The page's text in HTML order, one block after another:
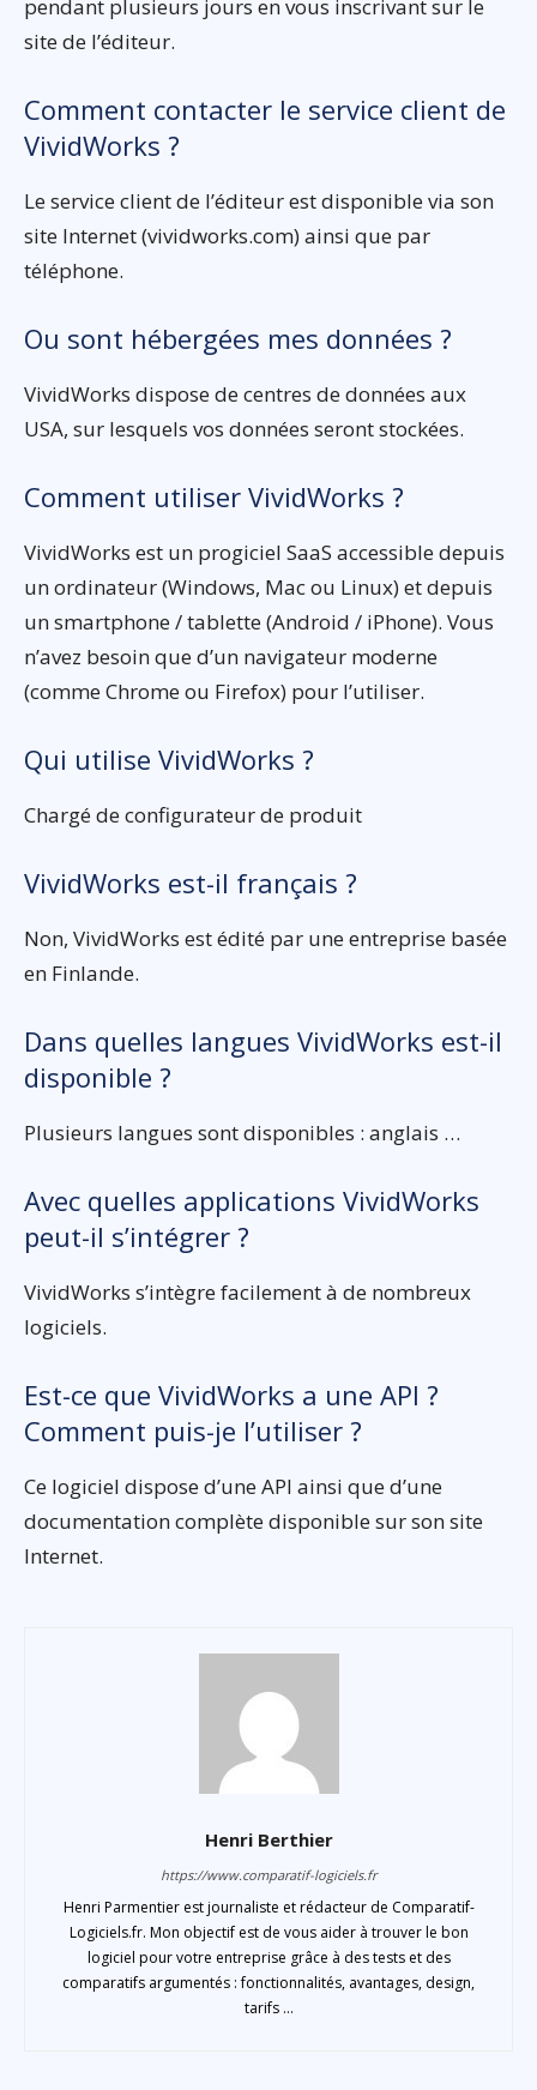
pendant plusieurs jours en vous inscrivant sur le
site de l’éditeur.
Comment contacter le service client de
VividWorks ?
Le service client de l’éditeur est disponible via son
site Internet (vividworks.com) ainsi que par
téléphone.
Ou sont hébergées mes données ?
VividWorks dispose de centres de données aux
USA, sur lesquels vos données seront stockées.
Comment utiliser VividWorks ?
VividWorks est un progiciel SaaS accessible depuis
un ordinateur (Windows, Mac ou Linux) et depuis
un smartphone / tablette (Android / iPhone). Vous
n’avez besoin que d’un navigateur moderne
(comme Chrome ou Firefox) pour l’utiliser.
Qui utilise VividWorks ?
Chargé de configurateur de produit
VividWorks est-il français ?
Non, VividWorks est édité par une entreprise basée
en Finlande.
Dans quelles langues VividWorks est-il
disponible ?
Plusieurs langues sont disponibles : anglais …
Avec quelles applications VividWorks
peut-il s’intégrer ?
VividWorks s’intègre facilement à de nombreux
logiciels.
Est-ce que VividWorks a une API ?
Comment puis-je l’utiliser ?
Ce logiciel dispose d’une API ainsi que d’une
documentation complète disponible sur son site
Internet.
Henri Berthier
https://www.comparatif-logiciels.fr
Henri Parmentier est journaliste et rédacteur de Comparatif-
Logiciels.fr. Mon objectif est de vous aider à trouver le bon
logiciel pour votre entreprise grâce à des tests et des
comparatifs argumentés : fonctionnalités, avantages, design,
tarifs ...